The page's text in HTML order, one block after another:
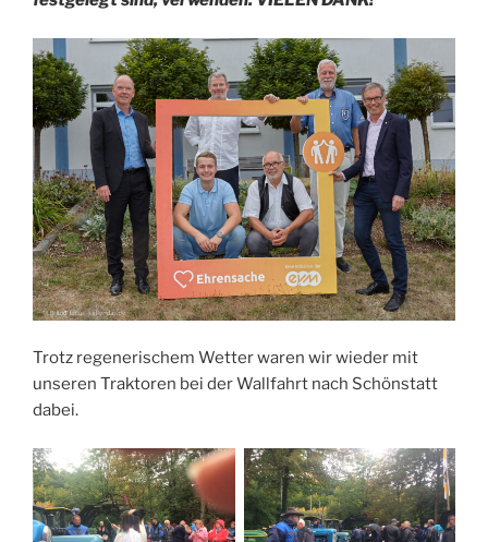
Trotz regenerischem Wetter waren wir wieder mit
unseren Traktoren bei der Wallfahrt nach Schönstatt
dabei.